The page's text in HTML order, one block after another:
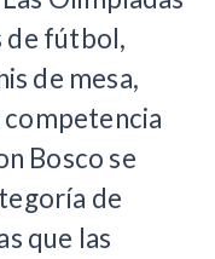
de fútbol,
de mesa,
competencia
Bosco se
de
que las